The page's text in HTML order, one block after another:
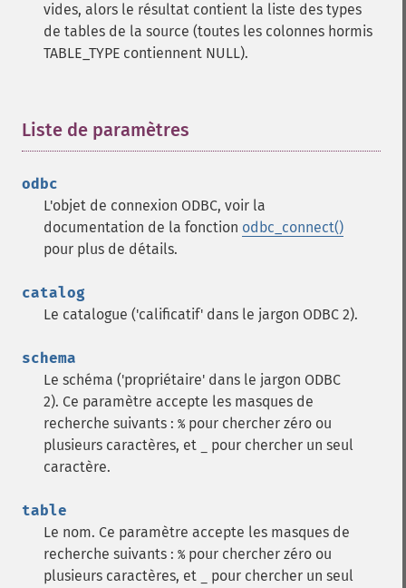
vides, alors le résultat contient la liste des types
de tables de la source (toutes les colonnes hormis
TABLE_TYPE contiennent NULL).
Liste de paramètres
odbc
L'objet de connexion ODBC, voir la
documentation de la fonction odbc_connect()
pour plus de détails.
catalog
Le catalogue ('calificatif' dans le jargon ODBC 2).
schema
Le schéma ('propriétaire' dans le jargon ODBC
2). Ce paramètre accepte les masques de
recherche suivants : % pour chercher zéro ou
plusieurs caractères, et
pour chercher un seul
caractère.
table
Le nom. Ce paramètre accepte les masques de
recherche suivants : % pour chercher zéro ou
plusieurs caractères, et
pour chercher un seul